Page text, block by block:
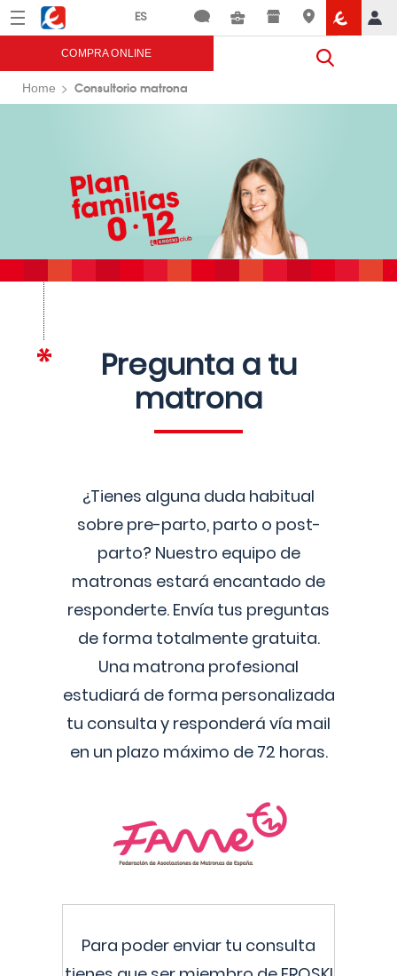
Menú Eroski
COMPRA ONLINE
Home Consultorio matrona
Pregunta a tu
matrona
¿Tienes alguna duda habitual
sobre pre-parto, parto o post-
parto? Nuestro equipo de
matronas estará encantado de
responderte. Envía tus preguntas
de forma totalmente gratuita.
Una matrona profesional
estudiará de forma personalizada
tu consulta y responderá vía mail
en un plazo máximo de 72 horas.
Para poder enviar tu consulta